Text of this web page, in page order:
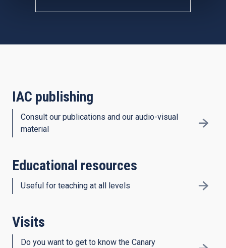
IAC publishing
Consult our publications and our audio-visual
material
Educational resources
Useful for teaching at all levels
Visits
Do you want to get to know the Canary